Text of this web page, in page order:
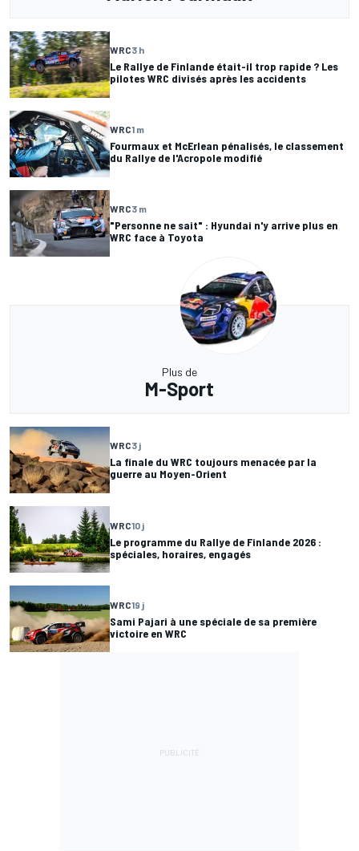
WRC3 h
Le Rallye de Finlande était-il trop rapide ? Les
pilotes WRC divisés après les accidents
WRC1 m
Fourmaux et McErlean pénalisés, le classement
du Rallye de l'Acropole modifié
WRC3 m
"Personne ne sait" : Hyundai n'y arrive plus en
WRC face à Toyota
Plus de
M-Sport
WRC3 j
La finale du WRC toujours menacée par la
guerre au Moyen-Orient
WRC10 j
Le programme du Rallye de Finlande 2026 :
spéciales, horaires, engagés
WRC19 j
Sami Pajari à une spéciale de sa première
victoire en WRC